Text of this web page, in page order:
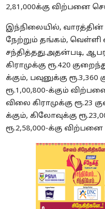
2,81,000க்கு விற்பனை
இந்நிலையில்,
நேற்றும் தங்கம், வெள்ளி
சந்தித்தது.அதன்படி,
கிராமுக்கு ரூ.420
க்கும், பவுனுக்கு
ரூ.1,00,800-க்கும்
விலை கிராமுக்கு ரூ.23
க்கும், கிலோவுக்கு
ரூ.2,58,000-க்கு